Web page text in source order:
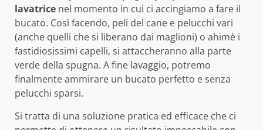
lavatrice nel momento in cui ci accingiamo a fare il
bucato. Così facendo, peli del cane e pelucchi vari
(anche quelli che si liberano dai maglioni) o ahimè i
fastidiosissimi capelli, si attaccheranno alla parte
verde della spugna. A fine lavaggio, potremo
finalmente ammirare un bucato perfetto e senza
pelucchi sparsi.
Si tratta di una soluzione pratica ed efficace che ci